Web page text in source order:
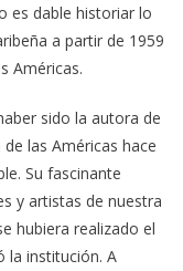
es dable historiar lo
a partir de 1959
Américas.
sido la autora de
las Américas hace
Su fascinante
y artistas de nuestra
hubiera realizado el
la institución. A